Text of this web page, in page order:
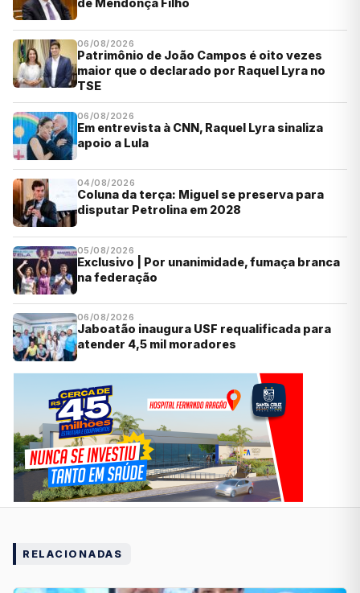
de Mendonça Filho
06/08/2026
Patrimônio de João Campos é oito vezes
maior que o declarado por Raquel Lyra no
TSE
06/08/2026
Em entrevista à CNN, Raquel Lyra sinaliza
apoio a Lula
04/08/2026
Coluna da terça: Miguel se preserva para
disputar Petrolina em 2028
05/08/2026
Exclusivo | Por unanimidade, fumaça branca
na federação
06/08/2026
Jaboatão inaugura USF requalificada para
atender 4,5 mil moradores
RELACIONADAS